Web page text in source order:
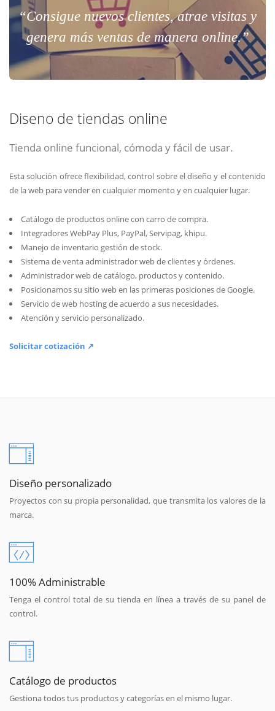
“Consigue nuevos clientes, atrae visitas y
genera más ventas de manera online.”
Diseno de tiendas online
Tienda online funcional, cómoda y fácil de usar.
Esta solución ofrece flexibilidad, control sobre el diseño y el contenido
de la web para vender en cualquier momento y en cualquier lugar.
Catálogo de productos online con carro de compra.
Integradores WebPay Plus, PayPal, Servipag, khipu.
Manejo de inventario gestión de stock.
Sistema de venta administrador web de clientes y órdenes.
Administrador web de catálogo, productos y contenido.
Posicionamos su sitio web en las primeras posiciones de Google.
Servicio de web hosting de acuerdo a sus necesidades.
Atención y servicio personalizado.
Solicitar cotización ↗
Diseño personalizado
Proyectos con su propia personalidad, que transmita los valores de la
marca.
100% Administrable
Tenga el control total de su tienda en línea a través de su panel de
control.
Catálogo de productos
Gestiona todos tus productos y categorías en el mismo lugar.